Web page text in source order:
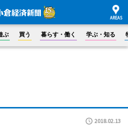
ぶ 買う 暮らす・働く 学ぶ・知る
2018.02.13